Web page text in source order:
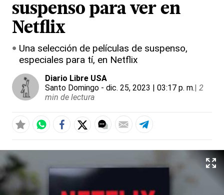
suspenso para ver en
Netflix
Una selección de películas de suspenso,
especiales para tí, en Netflix
Diario Libre USA
Santo Domingo - dic. 25, 2023 | 03:17 p. m.| 2
min de lectura